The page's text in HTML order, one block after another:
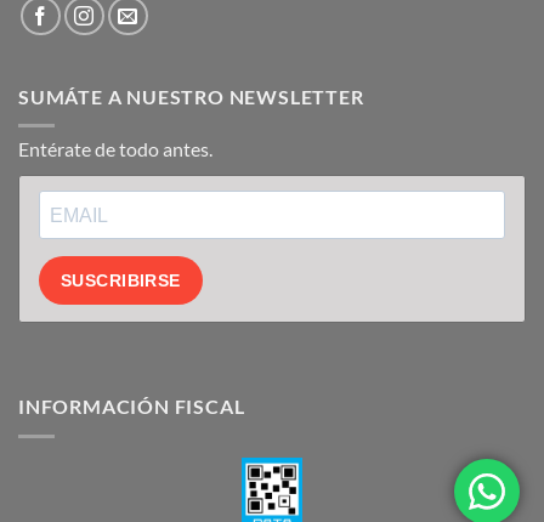
SUMÁTE A NUESTRO NEWSLETTER
Entérate de todo antes.
SUSCRIBIRSE
INFORMACIÓN FISCAL